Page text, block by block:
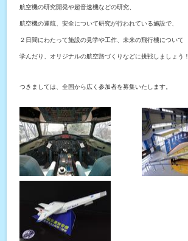
航空機の研究開発や超音速機などの研究、
航空機の運航、安全について研究が行われている施設で、
２日間にわたって施設の見学や工作、未来の飛行機について
学んだり、オリジナルの航空路づくりなどに挑戦しましょう！
つきましては、全国から広く参加者を募集いたします。